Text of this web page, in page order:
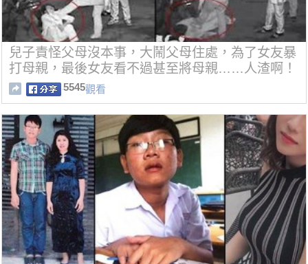
兒子責怪父母沒本事，大鬧父母住處，為了女友暴
打母親，最後女友看不過甚至將母親……人渣啊！
5545觀看